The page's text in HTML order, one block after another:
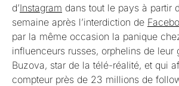
d’Instagram dans tout le pays à partir
semaine après l’interdiction de
par la même occasion la panique
influenceurs russes, orphelins de leur
Buzova, star de la télé-réalité, et qui
compteur près de 23 millions de